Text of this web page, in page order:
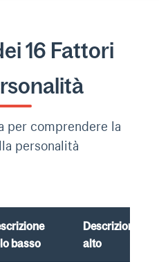
16 Fattori
per comprendere la
personalità
basso
Descrizione
alto